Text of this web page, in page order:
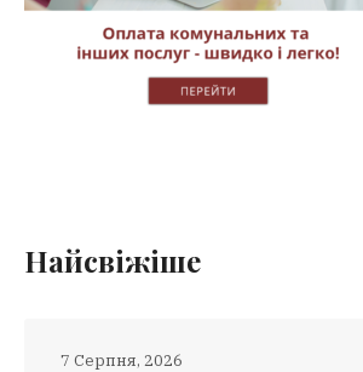
Найсвіжіше
7 Серпня, 2026